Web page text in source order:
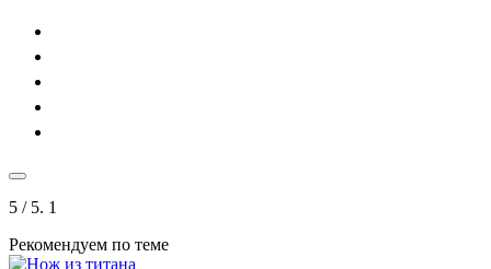
5 / 5. 1
Рекомендуем по теме